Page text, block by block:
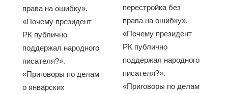
права на ошибку».
«Почему президент
РК публично
поддержал народного
писателя?».
«Приговоры по делам
о январских
перестройка без
права на ошибку».
«Почему президент
РК публично
поддержал народного
писателя?».
«Приговоры по делам